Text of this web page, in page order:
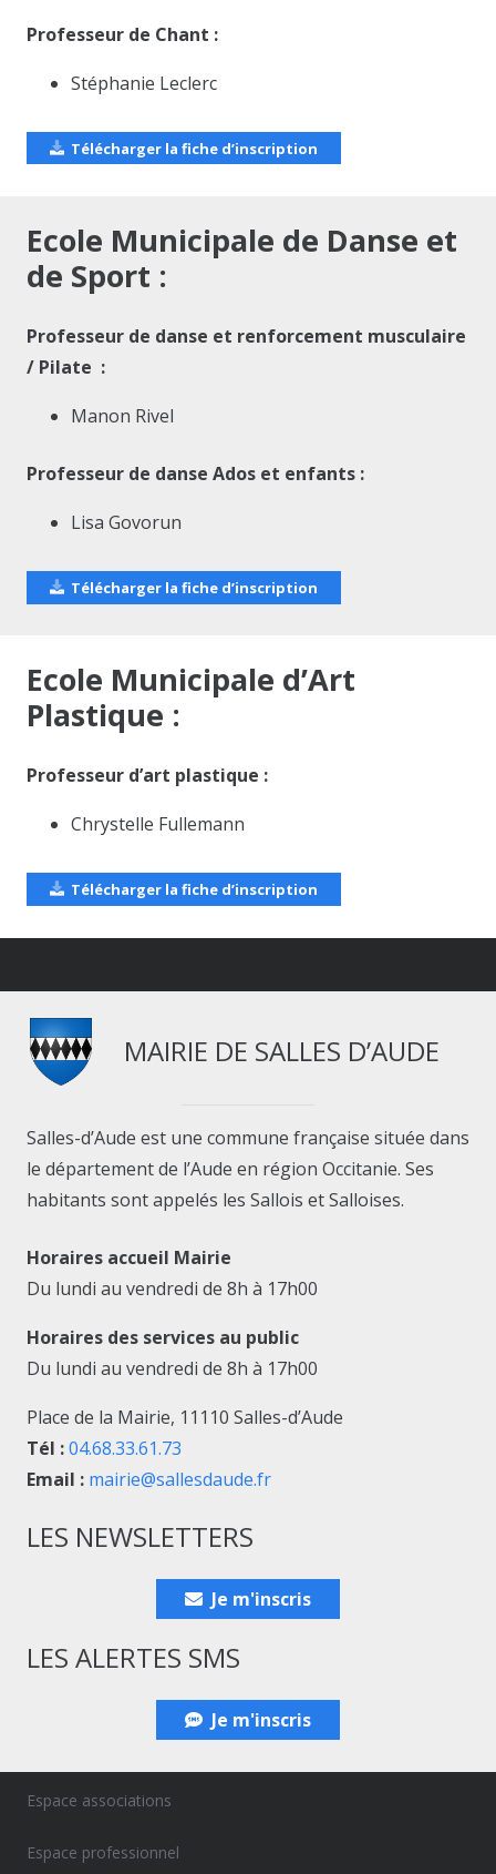
Professeur de Chant :
Stéphanie Leclerc
Télécharger la fiche d’inscription
Ecole Municipale de Danse et
de Sport :
Professeur de danse et renforcement musculaire
/ Pilate :
Manon Rivel
Professeur de danse Ados et enfants :
Lisa Govorun
Télécharger la fiche d’inscription
Ecole Municipale d’Art
Plastique :
Professeur d’art plastique :
Chrystelle Fullemann
Télécharger la fiche d’inscription
MAIRIE DE SALLES D’AUDE
Salles-d’Aude est une commune française située dans
le département de l’Aude en région Occitanie. Ses
habitants sont appelés les Sallois et Salloises.
Horaires accueil Mairie
Du lundi au vendredi de 8h à 17h00
Horaires des services au public
Du lundi au vendredi de 8h à 17h00
Place de la Mairie, 11110 Salles-d’Aude
Tél :04.68.33.61.73
Email : mairie@sallesdaude.fr
LES NEWSLETTERS
Je m'inscris
LES ALERTES SMS
Je m'inscris
Espace associations
Espace professionnel